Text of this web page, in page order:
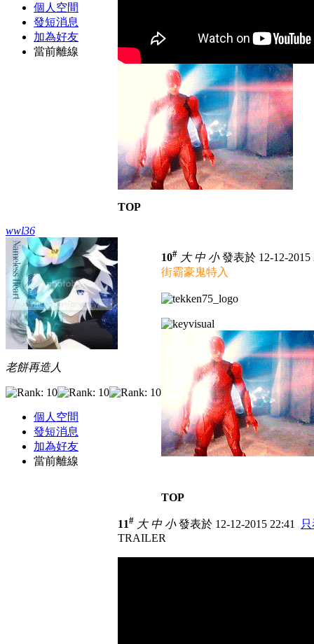
個人空間
發短消息
加為好友
當前離線
TOP
wwl36
老餅再造人
個人空間
發短消息
加為好友
當前離線
10# 大 中 小發表於 12-12-
街霸豪鬼特入
TOP
11# 大 中 小發表於 12-12-2015 22:41
TRAILER